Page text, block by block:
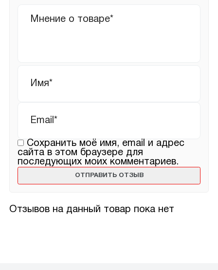
Отзывов на данный товар пока нет
отзыв
Сохранить моё имя, email и адрес
сайта в этом браузере для
последующих моих комментариев.